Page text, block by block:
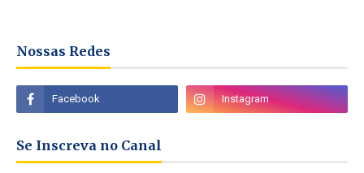
Nossas Redes
Se Inscreva no Canal